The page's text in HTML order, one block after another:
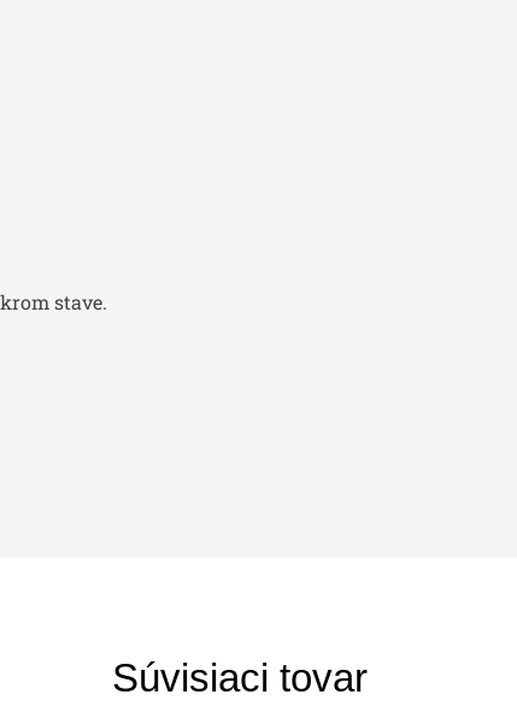
stave.
Súvisiaci tovar